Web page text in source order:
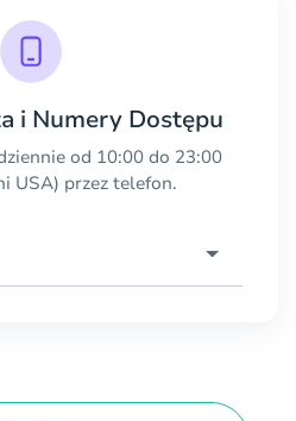
i Numery Dostępu
od 10:00 do 23:00
USA) przez telefon.